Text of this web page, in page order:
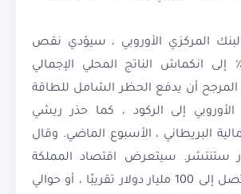
المركزي الأوروبي ، سيؤدي نقص
الغاز بنسبة 10٪ إلى انكماش الناتج المحلي الإجمالي
من المرجح أن يدفع الحظر الشامل للطاقة
الأوروبي إلى الركود ، كما حذر ريشي
البريطاني ، الأسبوع الماضي. وقال
ستنتشر. سيتعرض اقتصاد المملكة
المتحدة لضربة تصل إلى 100 مليار دولار تقريبًا ، أو حوالي